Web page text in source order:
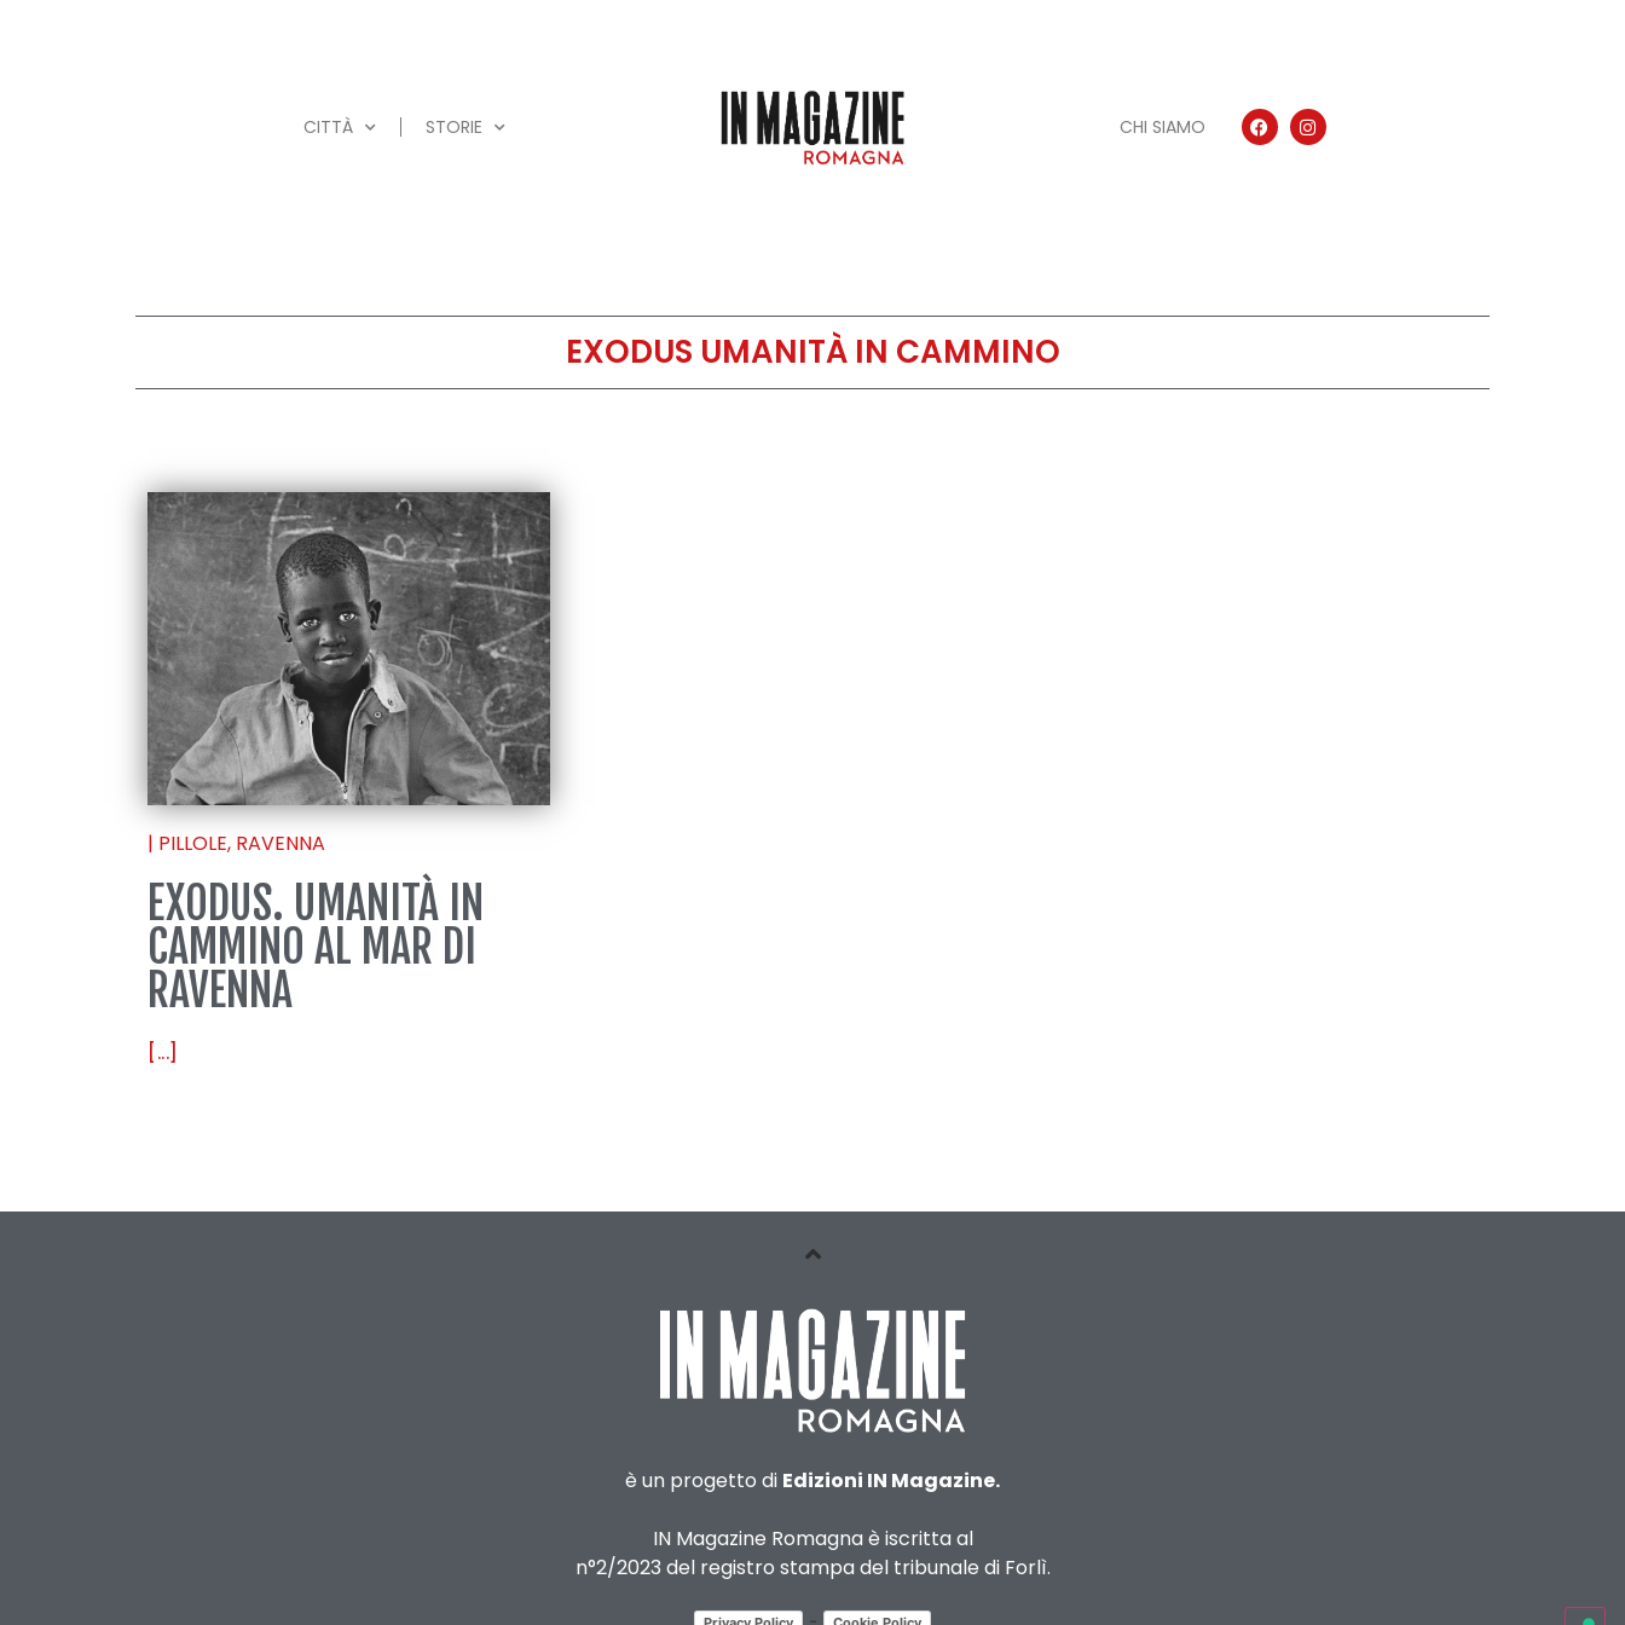
CITTÀ STORIE CHI SIAMO
EXODUS UMANITÀ IN CAMMINO
| PILLOLE, RAVENNA
EXODUS. UMANITÀ IN
CAMMINO AL MAR DI
RAVENNA
[...]
è un progetto di Edizioni IN Magazine.
IN Magazine Romagna è iscritta al
n°2/2023 del registro stampa del tribunale di Forlì.